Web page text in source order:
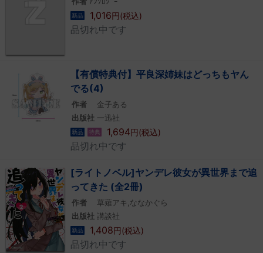
新品 1,016円(税込)
品切れ中です
【有償特典付】平良深姉妹はどっちもヤん
でる(4)
作者
金子ある
出版社
一迅社
新品 特典 1,694円(税込)
品切れ中です
[ライトノベル]ヤンデレ彼女が異世界まで追
ってきた (全2冊)
作者
草薙アキ,ななかぐら
出版社 講談社
新品 1,408円(税込)
品切れ中です